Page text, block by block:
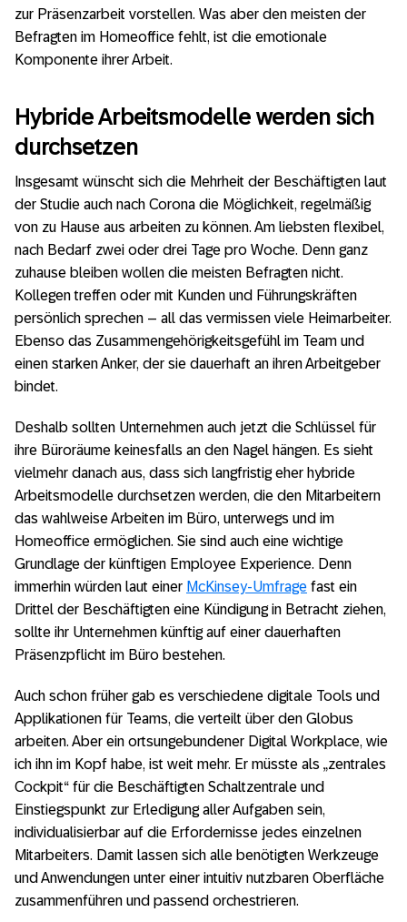
zur Präsenzarbeit vorstellen. Was aber den meisten der
Befragten im Homeoffice fehlt, ist die emotionale
Komponente ihrer Arbeit.
Hybride Arbeitsmodelle werden sich
durchsetzen
Insgesamt wünscht sich die Mehrheit der Beschäftigten laut
der Studie auch nach Corona die Möglichkeit, regelmäßig
von zu Hause aus arbeiten zu können. Am liebsten flexibel,
nach Bedarf zwei oder drei Tage pro Woche. Denn ganz
zuhause bleiben wollen die meisten Befragten nicht.
Kollegen treffen oder mit Kunden und Führungskräften
persönlich sprechen – all das vermissen viele Heimarbeiter.
Ebenso das Zusammengehörigkeitsgefühl im Team und
einen starken Anker, der sie dauerhaft an ihren Arbeitgeber
bindet.
Deshalb sollten Unternehmen auch jetzt die Schlüssel für
ihre Büroräume keinesfalls an den Nagel hängen. Es sieht
vielmehr danach aus, dass sich langfristig eher hybride
Arbeitsmodelle durchsetzen werden, die den Mitarbeitern
das wahlweise Arbeiten im Büro, unterwegs und im
Homeoffice ermöglichen. Sie sind auch eine wichtige
Grundlage der künftigen Employee Experience. Denn
immerhin würden laut einer McKinsey-Umfrage fast ein
Drittel der Beschäftigten eine Kündigung in Betracht ziehen,
sollte ihr Unternehmen künftig auf einer dauerhaften
Präsenzpflicht im Büro bestehen.
Auch schon früher gab es verschiedene digitale Tools und
Applikationen für Teams, die verteilt über den Globus
arbeiten. Aber ein ortsungebundener Digital Workplace, wie
ich ihn im Kopf habe, ist weit mehr. Er müsste als „zentrales
Cockpit“ für die Beschäftigten Schaltzentrale und
Einstiegspunkt zur Erledigung aller Aufgaben sein,
individualisierbar auf die Erfordernisse jedes einzelnen
Mitarbeiters. Damit lassen sich alle benötigten Werkzeuge
und Anwendungen unter einer intuitiv nutzbaren Oberfläche
zusammenführen und passend orchestrieren.